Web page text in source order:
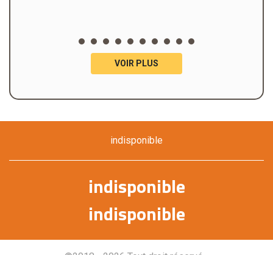
VOIR PLUS
indisponible
indisponible
indisponible